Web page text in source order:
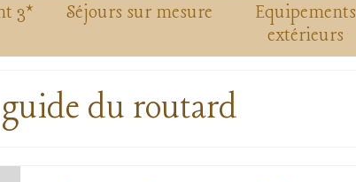
3* Séjours sur mesure
Equipements
extérieurs
du routard